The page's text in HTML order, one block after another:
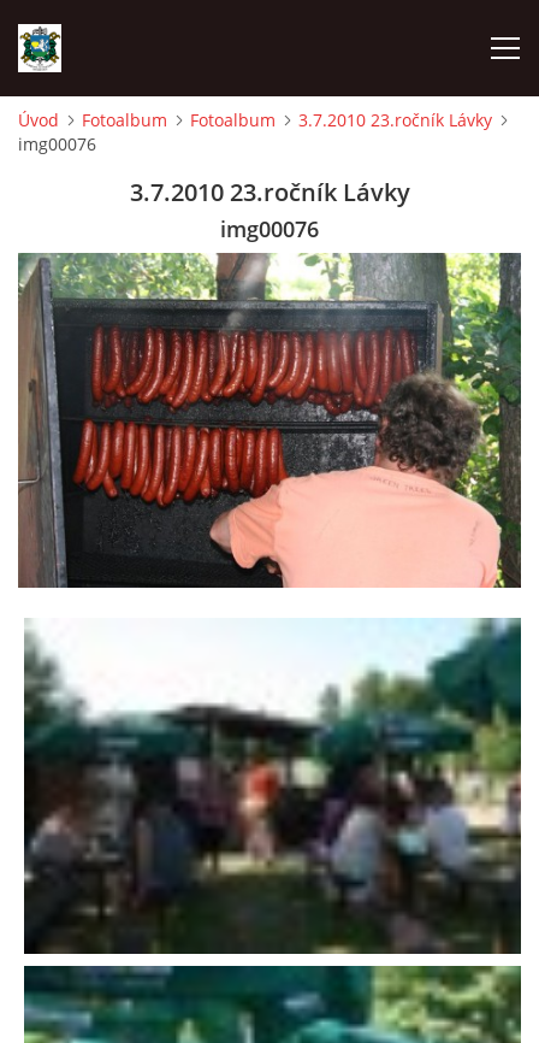
ÚVOD
LÁVKA
FICHTLCUP
PŘIHLAŠOVACÍ FORMULÁŘ NA FICHTLCUP 2026
LISTINA PŘIHLÁŠENÝCH ZÁVODNÍKŮ FICHTLCUP 2026
VÝSLEDKY 19. ROČNÍKU LICOMĚLICKÉHO FICHTLCUPU
SCHŮZE
BRIGÁDY
SEZNAM ČLENŮ SDH
MLADÍ HASIČI
LETNÍ AREÁL U NÁDRŽKY
HISTORIE
Úvod Fotoalbum Fotoalbum
3.7.2010 23.ročník Lávky
img00076
3.7.2010 23.ročník Lávky
img00076